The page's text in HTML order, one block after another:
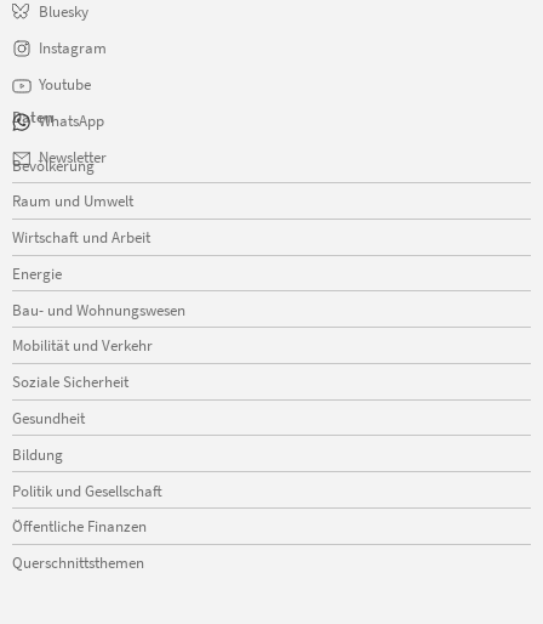
Bluesky
Instagram
Youtube
WhatsApp
Newsletter
Daten
Navigation
überspringen
Bevölkerung
Raum und Umwelt
Wirtschaft und Arbeit
Energie
Bau- und Wohnungswesen
Mobilität und Verkehr
Soziale Sicherheit
Gesundheit
Bildung
Politik und Gesellschaft
Öffentliche Finanzen
Querschnittsthemen